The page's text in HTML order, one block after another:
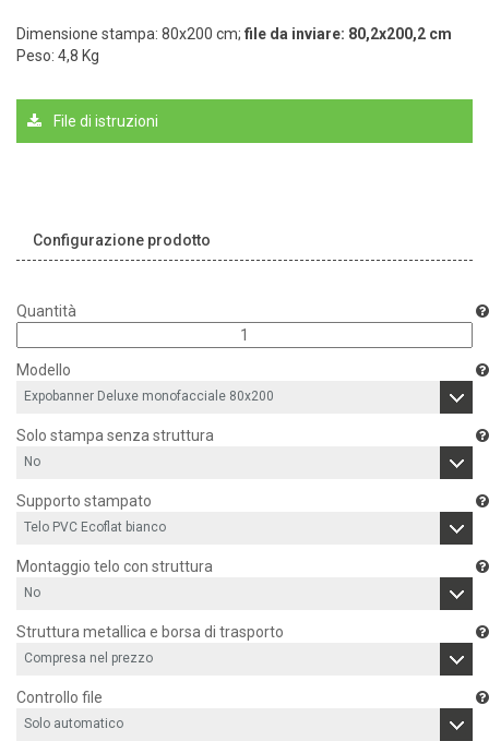
Dimensione stampa: 80x200 cm; file da inviare: 80,2x200,2 cm
Peso: 4,8 Kg
File di istruzioni
Configurazione prodotto
Quantità
Modello
Solo stampa senza struttura
Supporto stampato
Montaggio telo con struttura
Struttura metallica e borsa di trasporto
Controllo file